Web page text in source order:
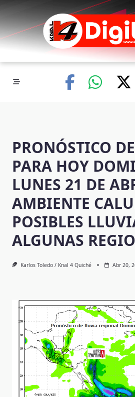
Skip
content
PRONÓSTICO
PARA HOY
LUNES 21 DE
AMBIENTE
POSIBLES
ALGUNAS
Karlos Toledo / Knal 4 Quiché Abr 20,